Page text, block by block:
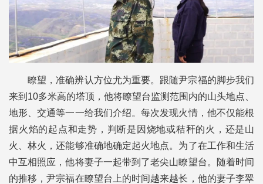
瞭望，准确辨认方位尤为重要。跟随尹宗福的脚步我们
来到10多米高的塔顶，他将瞭望台监测范围内的山头地点、
地形、交通等一一给我们介绍。每次发现火情，他不仅能根
据火焰的起点和走势，判断是因烧地或秸秆的火，还是山
火、林火，还能够准确地确定起火地点。为了在工作和生活
中互相照应，他将妻子一起带到了老尖山瞭望台。随着时间
的推移，尹宗福在瞭望台上的时间越来越长，他的妻子李翠